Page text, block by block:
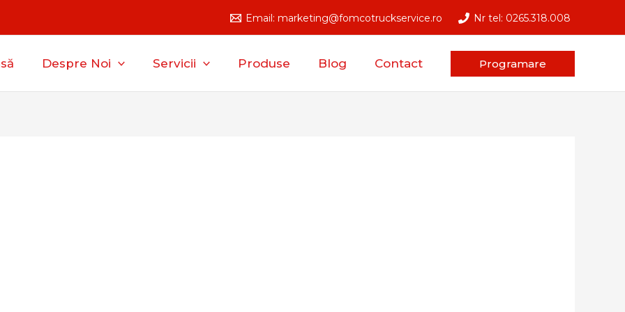
Email: marketing@fomcotruckservice.ro Nr tel: 0265.318.008
Despre Noi Servicii Produse Blog Contact Programare